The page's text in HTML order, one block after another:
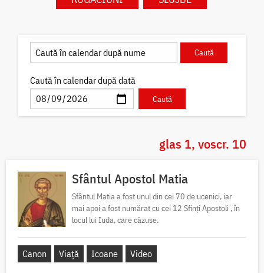
Caută în calendar după dată
glas 1, voscr. 10
Sfântul Apostol Matia
Sfântul Matia a fost unul din cei 70 de ucenici, iar
mai apoi a fost numărat cu cei 12 Sfinți Apostoli , în
locul lui Iuda, care căzuse.
Canon Viață Icoane Video